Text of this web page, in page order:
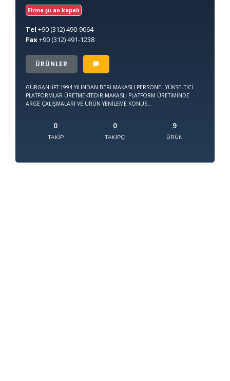
Firma şu an kapalı
Tel +90(312) 490-9064
Fax+90(312) 491-1238
ÜRÜNLER
GÜRGANLİFT 1994 YILINDAN BERİ MAKASLI PERSONEL YÜKSELTİCİ
PLATFORMLAR ÜRETMEKTEDİR.MAKASLI PLATFORM ÜRETİMİNDE
ARGE ÇALIŞMALARI VE ÜRÜN YENİLEME KONUS...
0
TAKIP
0
TAKIPÇI
9
ÜRÜN